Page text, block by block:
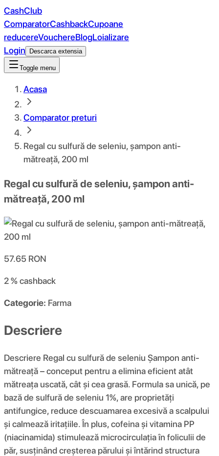
CashClub
ComparatorCashbackCupoane
reducereVouchereBlogLoializare
Login
Descarca extensia
Toggle menu
Acasa
Comparator preturi
Regal cu sulfură de seleniu, șampon anti-
mătreață, 200 ml
Regal cu sulfură de seleniu, șampon anti-
mătreață, 200 ml
57.65 RON
2 %cashback
Categorie: Farma
Descriere
Descriere Regal cu sulfură de seleniu Șampon anti-
mătreață – conceput pentru a elimina eficient atât
mătreața uscată, cât și cea grasă. Formula sa unică, pe
bază de sulfură de seleniu 1%, are proprietăți
antifungice, reduce descuamarea excesivă a scalpului
și calmează iritațiile. În plus, cofeina și vitamina PP
(niacinamida) stimulează microcirculația în foliculii de
păr, susținând creșterea părului și întărind structura